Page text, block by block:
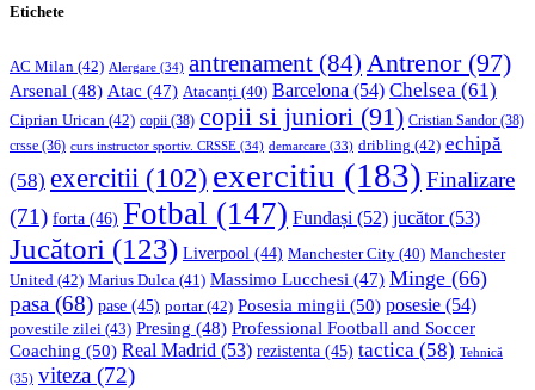
Etichete
AC Milan (42) Alergare (34) antrenament (84) Antrenor(97)
Arsenal (48) Atac (47) Atacanți (40) Barcelona (54) Chelsea (61)
Ciprian Urican (42) copii (38) copii si juniori (91) Cristian Sandor (38)
crsse (36) curs instructor sportiv. CRSSE (34) demarcare (33) dribling (42) echipă
(58) exercitii (102) exercitiu (183) Finalizare
(71) forta (46) Fotbal (147) Fundași (52) jucător(53)
Jucători (123) Liverpool (44) Manchester City (40) Manchester
United (42) Marius Dulca (41) Massimo Lucchesi (47) Minge (66)
pasa (68) pase (45) portar(42) Posesia mingii (50) posesie (54)
povestile zilei (43) Presing (48) Professional Football and Soccer
Coaching (50) Real Madrid (53) rezistenta (45) tactica (58) Tehnică
(35) viteza (72)